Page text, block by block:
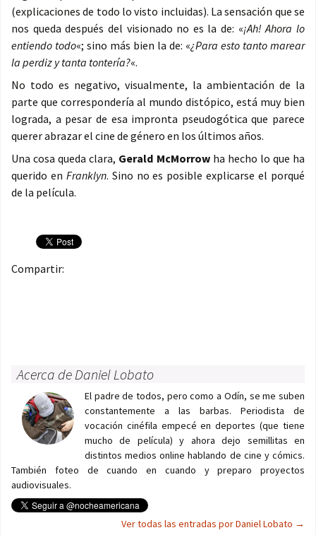
(explicaciones de todo lo visto incluidas). La sensación que se
nos queda después del visionado no es la de: «¡Ah! Ahora lo
entiendo todo«; sino más bien la de: «¿Para esto tanto marear
la perdiz y tanta tontería?«.
No todo es negativo, visualmente, la ambientación de la
parte que correspondería al mundo distópico, está muy bien
lograda, a pesar de esa impronta pseudogótica que parece
querer abrazar el cine de género en los últimos años.
Una cosa queda clara, Gerald McMorrowha hecho lo que ha
querido en Franklyn. Sino no es posible explicarse el porqué
de la película.
Compartir:
Acerca de Daniel Lobato
El padre de todos, pero como a Odín, se me suben
constantemente a las barbas. Periodista de
vocación cinéfila empecé en deportes (que tiene
mucho de película) y ahora dejo semillitas en
distintos medios online hablando de cine y cómics.
También foteo de cuando en cuando y preparo proyectos
audiovisuales.
Ver todas las entradas por Daniel Lobato →